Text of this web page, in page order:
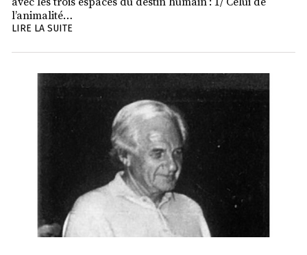
l’animalité…
LIRE LA SUITE